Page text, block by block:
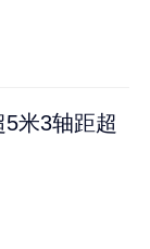
米3轴距超